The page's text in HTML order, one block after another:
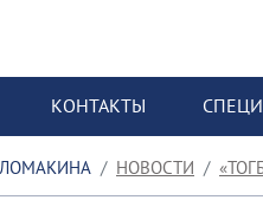
КОНТАКТЫ
НОВОСТИ